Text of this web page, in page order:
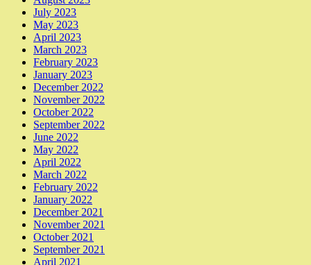
July 2023
May 2023
April 2023
March 2023
February 2023
January 2023
December 2022
November 2022
October 2022
September 2022
June 2022
May 2022
April 2022
March 2022
February 2022
January 2022
December 2021
November 2021
October 2021
September 2021
April 2021